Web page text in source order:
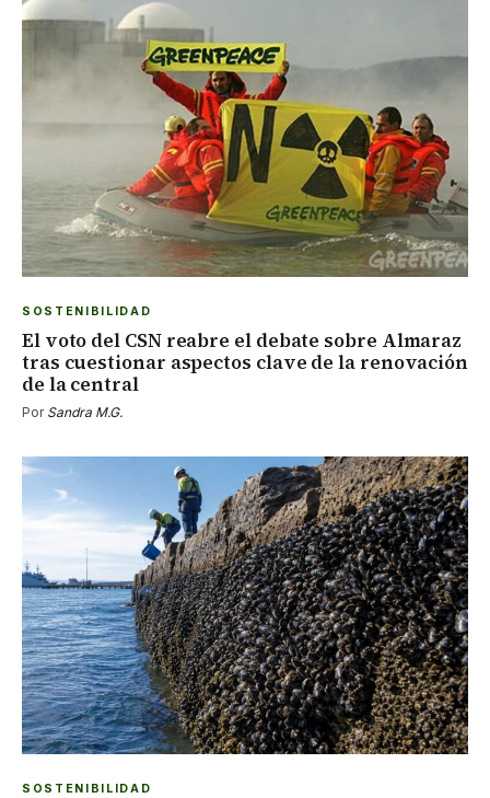
SOSTENIBILIDAD
El voto del CSN reabre el debate sobre Almaraz
tras cuestionar aspectos clave de la renovación
de la central
Por Sandra M.G.
SOSTENIBILIDAD